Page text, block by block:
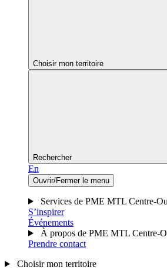
Choisir mon territoire
Rechercher
En
Ouvrir/Fermer le menu
Services de PME MTL Centre-
S’inspirer
Événements
À propos de PME MTL Centre-
Prendre contact
Choisir mon territoire